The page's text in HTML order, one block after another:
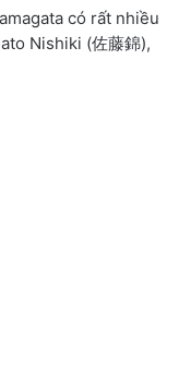
có rất nhiều
Nishiki (佐藤錦),